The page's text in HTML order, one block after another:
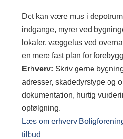
Det kan være mus i
indgange, myrer ved
lokaler, væggelus ved
en mere fast plan for
Erhverv: Skriv gerne
adresser, skadedyrstype og
dokumentation, hurtig
opfølgning.
Læs om erhverv
tilbud